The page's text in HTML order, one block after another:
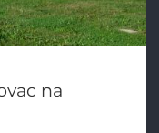
na